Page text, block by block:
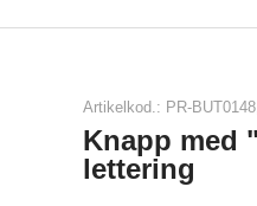
Artikelkod.: PR-BUT0148,
Knapp med
lettering